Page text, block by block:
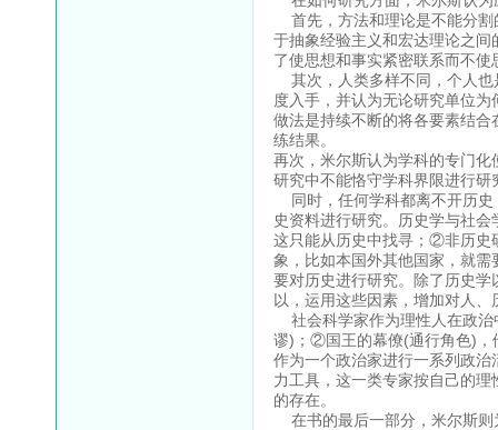
首先，方法和理论是不能分割
于抽象经验主义和宏达理论之
了使思想和事实紧密联系而不
其次，人类多样不同，个人也
度入手，并认为无论研究单位
做法是持续不断的将各要素结
练结果。
再次，米尔斯认为学科的专门
研究中不能恪守学科界限进行研
同时，任何学科都离不开历史
史资料进行研究。历史学与社
这只能从历史中找寻；②非历史
象，比如本国外其他国家，就
要对历史进行研究。除了历史
以，运用这些因素，增加对人
社会科学家作为理性人在政治
谬)；②国王的幕僚(通行角色)，
作为一个政治家进行一系列政
力工具，这一类专家按自己的
的存在。
在书的最后一部分，米尔斯则